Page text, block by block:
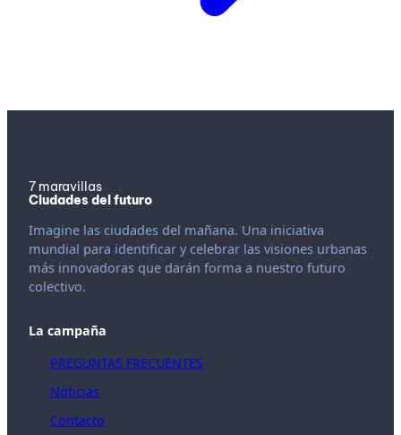
7 maravillas
Ciudades del futuro
Imagine las ciudades del mañana. Una iniciativa
mundial para identificar y celebrar las visiones urbanas
más innovadoras que darán forma a nuestro futuro
colectivo.
La campaña
PREGUNTAS FRECUENTES
Noticias
Contacto